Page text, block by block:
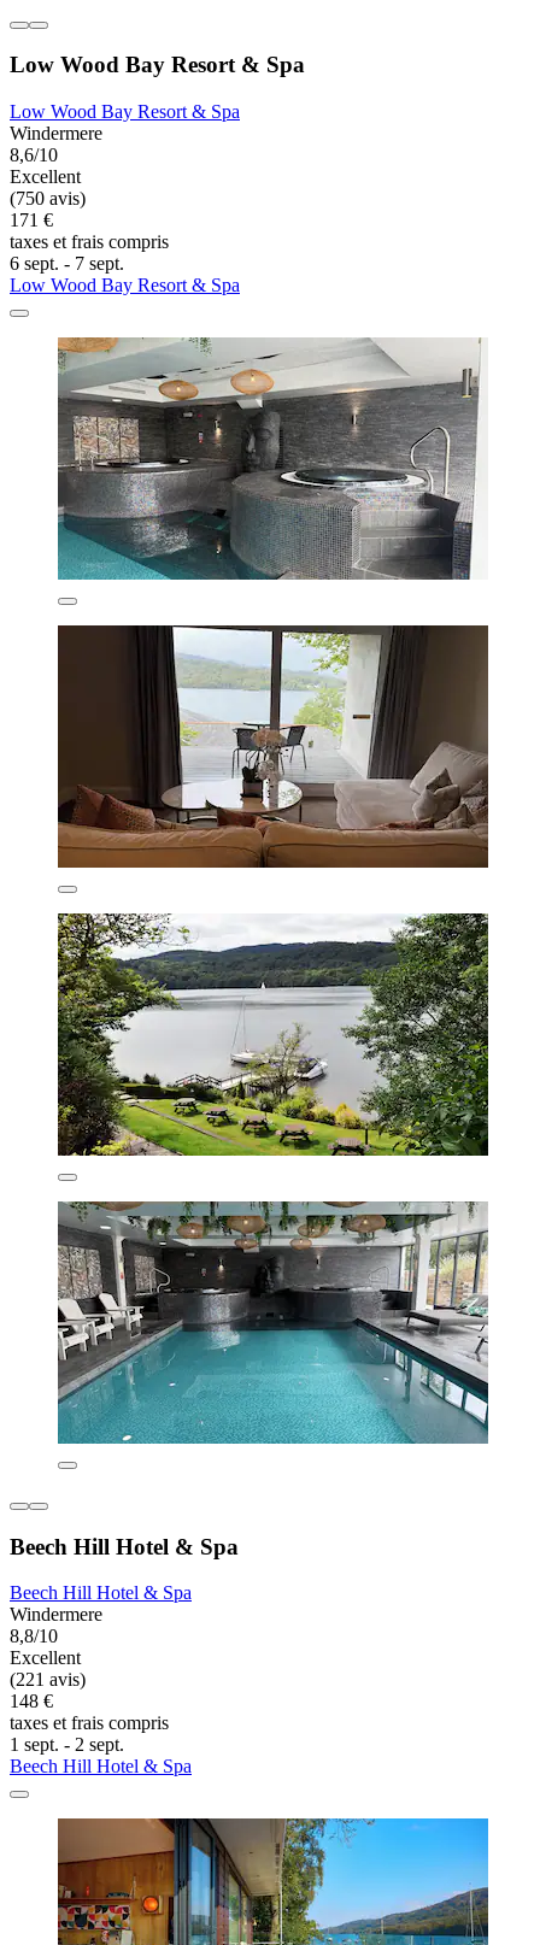
Low Wood Bay Resort & Spa
Low Wood Bay Resort & Spa
Windermere
8,6/10
Excellent
(750 avis)
171 €
taxes et frais compris
6 sept. - 7 sept.
Low Wood Bay Resort & Spa
Beech Hill Hotel & Spa
Beech Hill Hotel & Spa
Windermere
8,8/10
Excellent
(221 avis)
148 €
taxes et frais compris
1 sept. - 2 sept.
Beech Hill Hotel & Spa